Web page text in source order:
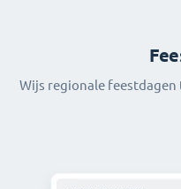
Wijs regionale